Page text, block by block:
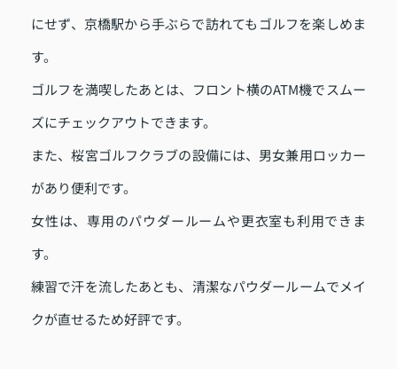
にせず、京橋駅から手ぶらで訪れてもゴルフを楽しめま
す。
ゴルフを満喫したあとは、フロント横のATM機でスムー
ズにチェックアウトできます。
また、桜宮ゴルフクラブの設備には、男女兼用ロッカー
があり便利です。
女性は、専用のパウダールームや更衣室も利用できま
す。
練習で汗を流したあとも、清潔なパウダールームでメイ
クが直せるため好評です。